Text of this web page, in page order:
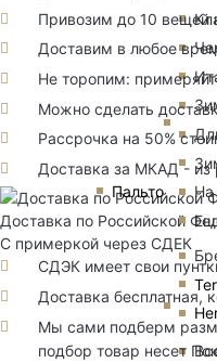
Пальто
Привозим до 10 вещей
Доставим в любое
Не торопим:
Можно сделать
Рассрочка на 50%
Доставка за МКАД -
Доставка по Российской
С примеркой через СДЕК
СДЭК имеет свои
Доставка бесплатная,
Мы сами подберм
подбор товар несет